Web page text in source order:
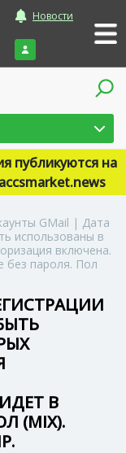
Новости
Войти
публикуются на
GMail | Дата
использованы в
включена.
без пароля. Пол
В
(MIX).